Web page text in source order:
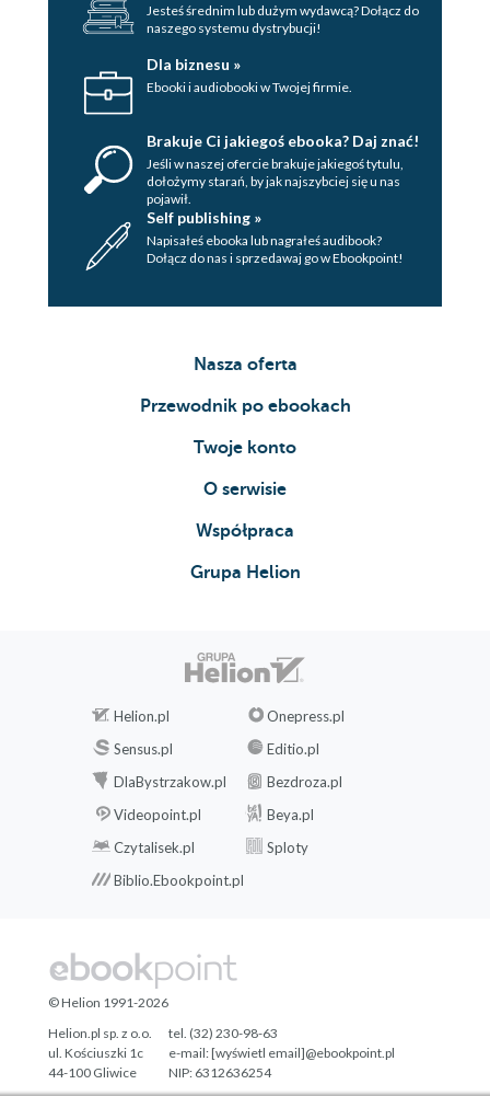
Jesteś średnim lub dużym wydawcą? Dołącz do
naszego systemu dystrybucji!
Dla biznesu »
Ebooki i audiobooki w Twojej firmie.
Brakuje Ci jakiegoś ebooka? Daj znać!
Jeśli w naszej ofercie brakuje jakiegoś tytulu,
dołożymy starań, by jak najszybciej się u nas
pojawił.
Self publishing »
Napisałeś ebooka lub nagrałeś audibook?
Dołącz do nas i sprzedawaj go w Ebookpoint!
Nasza oferta
Przewodnik po ebookach
Twoje konto
O serwisie
Współpraca
Grupa Helion
Helion.pl
Onepress.pl
Sensus.pl
Editio.pl
DlaBystrzakow.pl
Bezdroza.pl
Videopoint.pl
Beya.pl
Czytalisek.pl
Sploty
Biblio.Ebookpoint.pl
© Helion 1991-2026
Helion.pl sp. z o.o.
ul. Kościuszki 1c
44-100 Gliwice
tel. (32) 230-98-63
e-mail:[wyświetl email]@ebookpoint.pl
NIP: 6312636254
Regon: 241989027